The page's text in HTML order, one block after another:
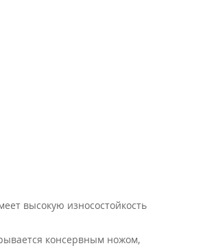
высокую износостойкость
консервным ножом,